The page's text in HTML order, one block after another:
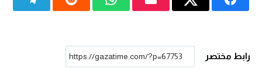
رابط مختصر